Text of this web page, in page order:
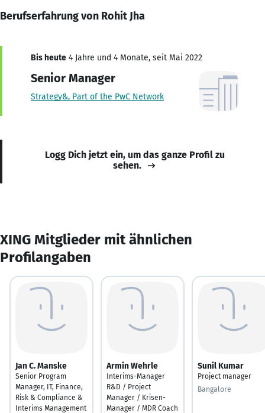
Berufserfahrung von Rohit Jha
Bis heute 4 Jahre und 4 Monate, seit Mai 2022
Senior Manager
Strategy&, Part of the PwC Network
Logg Dich jetzt ein, um das ganze Profil zu
sehen.
XING Mitglieder mit ähnlichen
Profilangaben
Jan C. Manske
Senior Program
Manager, IT, Finance,
Risk & Compliance &
Interims Management
Armin Wehrle
Interims-Manager
R&D / Project
Manager / Krisen-
Manager / MDR Coach
Sunil Kumar
Project manager
Bangalore